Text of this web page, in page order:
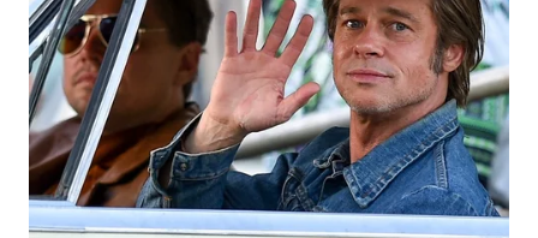
SUKABUMI
WN
PURWAKARTA
WN
PRIANGAN
TIMUR